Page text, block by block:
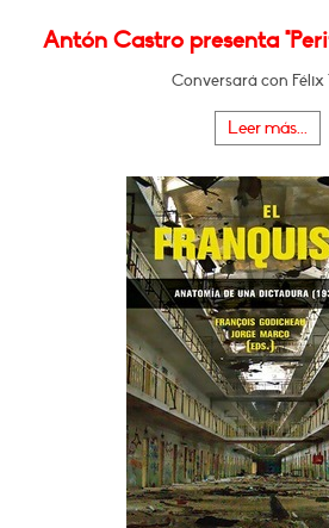
Antón Castro presenta
Conversará con Félix
Leer más...